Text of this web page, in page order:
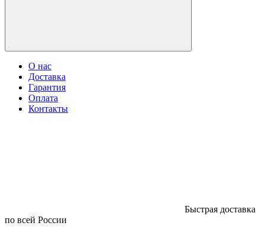
О нас
Доставка
Гарантия
Оплата
Контакты
Быстрая доставка
по всей России